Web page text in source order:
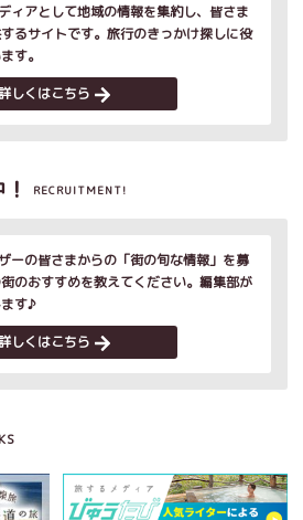
ィアとして地域の情報を集約し、皆さま
るサイトです。旅行のきっかけ探しに役
す。
しくはこちら
RECRUITMENT!
ーの皆さまからの「街の旬な情報」を募
のおすすめを教えてください。編集部が
す♪
しくはこちら